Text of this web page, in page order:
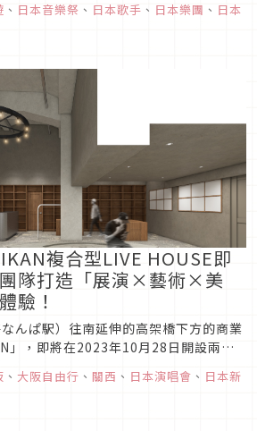
IN JAPAN FESTIVAL」之外，也有許
篇將為大家整理6～8月在...
、 日本音樂祭 、 日本歌手 、 日本樂團 、 日本
複合型LIVE HOUSE即
隊打造「展演×藝術×美
驗！
んぱ駅）往南延伸的高架橋下方的商業
」，即將在2023年10月28日開設兩間
藝文展示×飲食空間」的功能，讓大阪
樂指標！
、 大阪自由行 、 關西 、 日本演唱會 、 日本新